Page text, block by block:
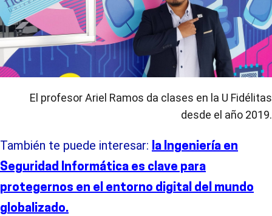
El profesor Ariel Ramos da clases en la U Fidélitas
desde el año 2019.
También te puede interesar: la Ingeniería en
Seguridad Informática es clave para
protegernos en el entorno digital del mundo
globalizado.